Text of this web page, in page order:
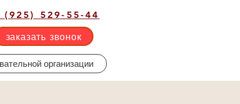
(925) 529-55-44
заказать звонок
организации